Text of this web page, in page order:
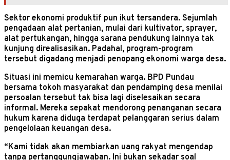
Sektor ekonomi produktif pun ikut tersandera. Sejumlah
pengadaan alat pertanian, mulai dari kultivator, sprayer,
alat pertukangan, hingga sarana pendukung lainnya tak
kunjung direalisasikan. Padahal, program-program
tersebut digadang menjadi penopang ekonomi warga desa.
Situasi ini memicu kemarahan warga. BPD Pundau
bersama tokoh masyarakat dan pendamping desa menilai
persoalan tersebut tak bisa lagi diselesaikan secara
informal. Mereka sepakat mendorong penanganan secara
hukum karena diduga terdapat pelanggaran serius dalam
pengelolaan keuangan desa.
“Kami tidak akan membiarkan uang rakyat mengendap
tanpa pertanggungjawaban. Ini bukan sekadar soal